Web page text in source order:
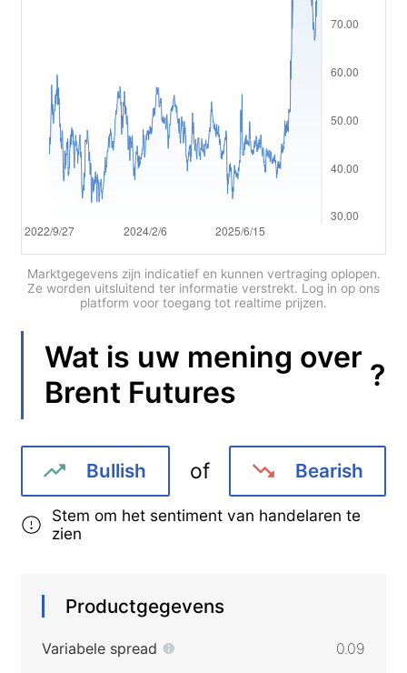
简体中文
繁體中文
한국어
Tiếng việt
Bahasa Indonesia
Bahasa Melayu
Marktgegevens zijn indicatief en kunnen vertraging oplopen.
Ze worden uitsluitend ter informatie verstrekt. Log in op ons
platform voor toegang tot realtime prijzen.
Wat is uw mening over
Brent Futures
?
Bullish of Bearish
Stem om het sentiment van handelaren te
zien
Productgegevens
Variabele spread 0.09